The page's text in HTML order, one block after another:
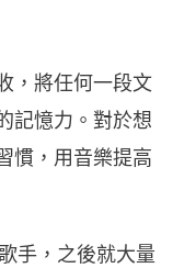
，將任何一段文
記憶力。對於想
慣，用音樂提高
手，之後就大量